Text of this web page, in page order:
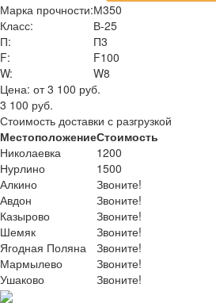
Марка прочности:М350
Класс:
В-25
П:
П3
F:
F100
W:
W8
Цена: от 3 100 руб.
3 100 руб.
Стоимость доставки с разгрузкой
МестоположениеСтоимость
Николаевка
1200
Нурлино
1500
Алкино
Звоните!
Авдон
Звоните!
Казырово
Звоните!
Шемяк
Звоните!
Ягодная Поляна
Звоните!
Мармылево
Звоните!
Ушаково
Звоните!